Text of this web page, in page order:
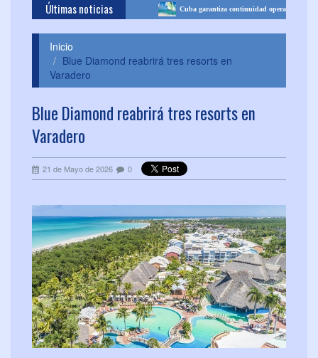
Últimas noticias
volar a Cuba desde España Cuba garantiza continuidad operativa del sector
Inicio
Blue Diamond reabrirá tres resorts en
Varadero
Blue Diamond reabrirá tres resorts en
Varadero
21 de Mayo de 2026 0